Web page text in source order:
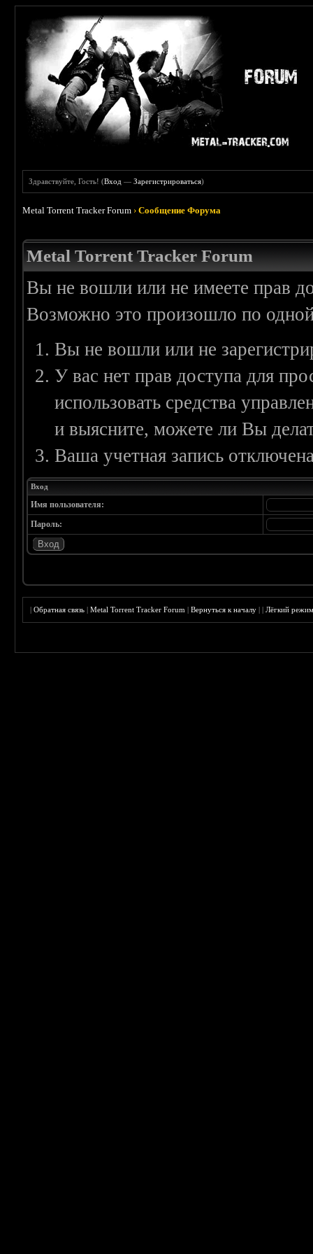
Здравствуйте, Гость! (Вход —Зарегистрироваться)
Metal Torrent Tracker Forum ›Сообщение Форума
Metal Torrent Tracker Forum
Вы не вошли или не имеете прав
Возможно это произошло по
Вы не вошли или не
У вас нет прав доступа для
использовать средства
и выясните, можете ли Вы
Ваша учетная запись
Вход
Имя пользователя:
Пароль:
|Обратная связь |Metal Torrent Tracker Forum |Вернуться к началу ||Лёгкий